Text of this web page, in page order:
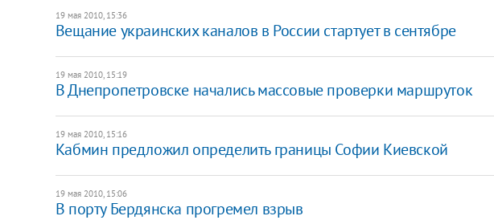
19 мая 2010, 15:36
Вещание украинских каналов в России стартует в сентябре
19 мая 2010, 15:19
В Днепропетровске начались массовые проверки маршруток
19 мая 2010, 15:16
Кабмин предложил определить границы Софии Киевской
19 мая 2010, 15:06
В порту Бердянска прогремел взрыв